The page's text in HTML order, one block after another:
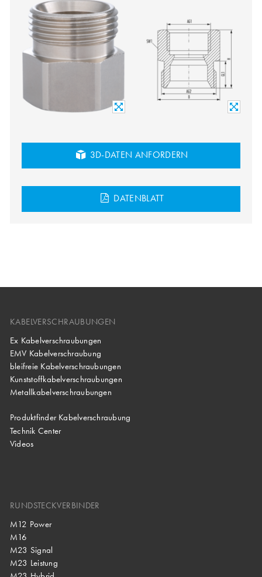
3D-DATEN ANFORDERN
DATENBLATT
KABELVERSCHRAUBUNGEN
Ex Kabelverschraubungen
EMV Kabelverschraubung
bleifreie Kabelverschraubungen
Kunststoffkabelverschraubungen
Metallkabelverschraubungen
Produktfinder Kabelverschraubung
Technik Center
Videos
RUNDSTECKVERBINDER
M12 Power
M16
M23 Signal
M23 Leistung